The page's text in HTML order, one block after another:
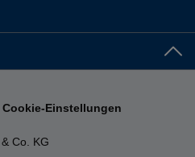
Co. KG
Cookie-Einstellungen